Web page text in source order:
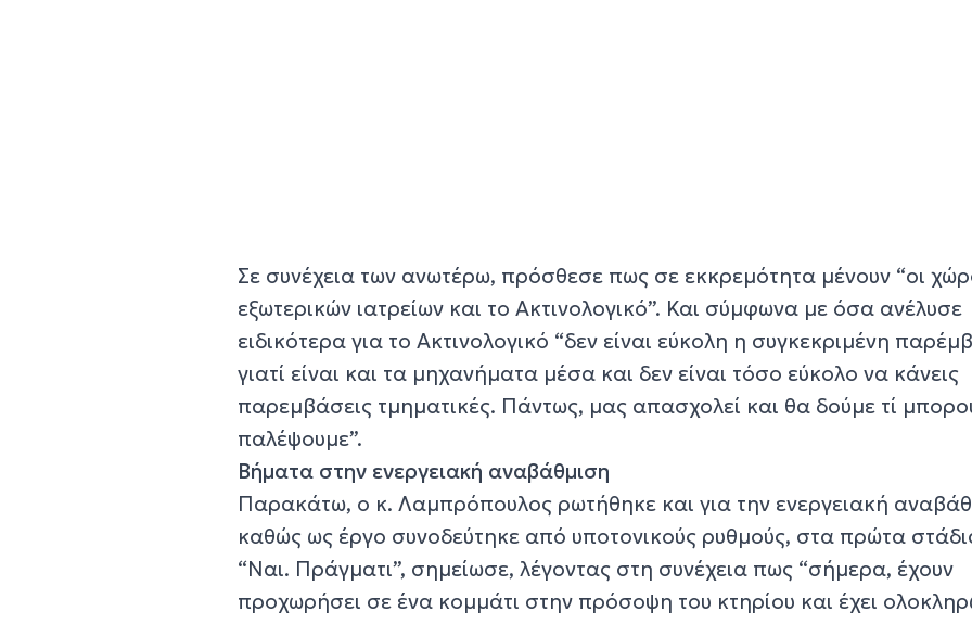
Σε συνέχεια των ανωτέρω, πρόσθεσε πως σε εκκρεμότητα μένουν “οι
εξωτερικών ιατρείων και το Ακτινολογικό”. Και σύμφωνα με όσα ανέλυσε
ειδικότερα για το Ακτινολογικό “δεν είναι εύκολη η συγκεκριμένη
γιατί είναι και τα μηχανήματα μέσα και δεν είναι τόσο εύκολο να κάνεις
παρεμβάσεις τμηματικές. Πάντως, μας απασχολεί και θα δούμε τί
παλέψουμε”.
Βήματα στην ενεργειακή αναβάθμιση
Παρακάτω, ο κ. Λαμπρόπουλος ρωτήθηκε και για την ενεργειακή
καθώς ως έργο συνοδεύτηκε από υποτονικούς ρυθμούς, στα πρώτα
“Ναι. Πράγματι”, σημείωσε, λέγοντας στη συνέχεια πως “σήμερα, έχουν
προχωρήσει σε ένα κομμάτι στην πρόσοψη του κτηρίου και έχει